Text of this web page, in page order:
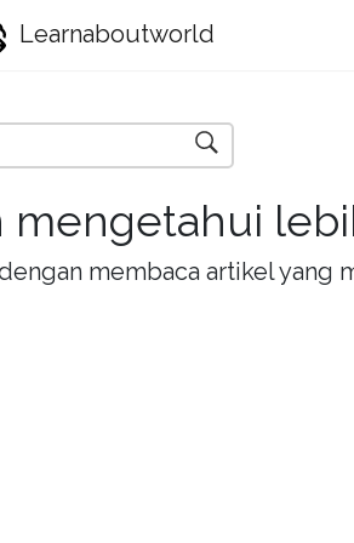
Learnaboutworld
mengetahui
membaca artikel yang